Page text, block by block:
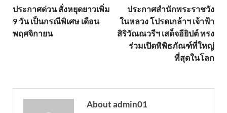
ประกาศด่วน สั่งหยุดยาวเพิ่ม
9 วัน เป็นกรณีพิเศษ เดือน
พฤศจิกายน
ประกาศสำนักพระราชวัง
ในหลวง โปรดเกล้าฯ เจ้าฟ้า
สิริวัณณวรีฯ เสด็จอียิปต์ ทรง
ร่วมเปิดพิพิธภัณฑ์ที่ใหญ่
ที่สุดในโลก
About admin01